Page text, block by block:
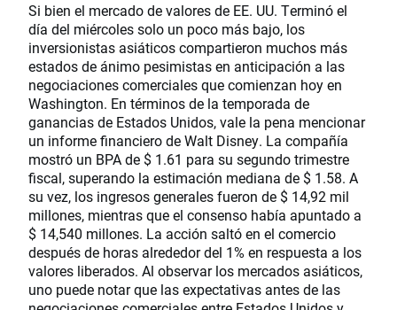
Si bien el mercado de valores de EE. UU. Terminó el
día del miércoles solo un poco más bajo, los
inversionistas asiáticos compartieron muchos más
estados de ánimo pesimistas en anticipación a las
negociaciones comerciales que comienzan hoy en
Washington. En términos de la temporada de
ganancias de Estados Unidos, vale la pena mencionar
un informe financiero de Walt Disney. La compañía
mostró un BPA de $ 1.61 para su segundo trimestre
fiscal, superando la estimación mediana de $ 1.58. A
su vez, los ingresos generales fueron de $ 14,92 mil
millones, mientras que el consenso había apuntado a
$ 14,540 millones. La acción saltó en el comercio
después de horas alrededor del 1% en respuesta a los
valores liberados. Al observar los mercados asiáticos,
uno puede notar que las expectativas antes de las